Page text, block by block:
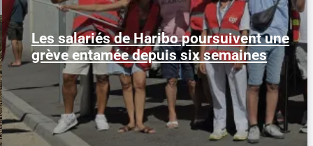
Les salariés de Haribo poursuivent une
grève entamée depuis six semaines
PHOTO M.R. Les salariés de l'usine
Haribo de Marseille sont entrés dans leur
sixième semaine de...